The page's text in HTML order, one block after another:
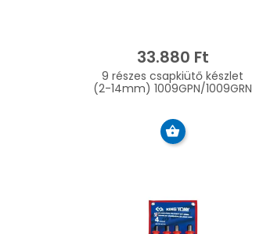
33.880 Ft
9 részes csapkiütő készlet
(2-14mm) 1009GPN/1009GRN